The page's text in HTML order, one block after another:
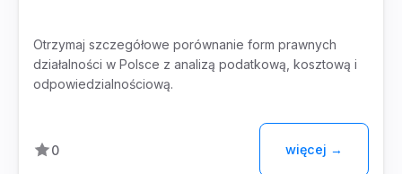
Otrzymaj szczegółowe porównanie form prawnych
działalności w Polsce z analizą podatkową, kosztową i
odpowiedzialnościową.
0 więcej →